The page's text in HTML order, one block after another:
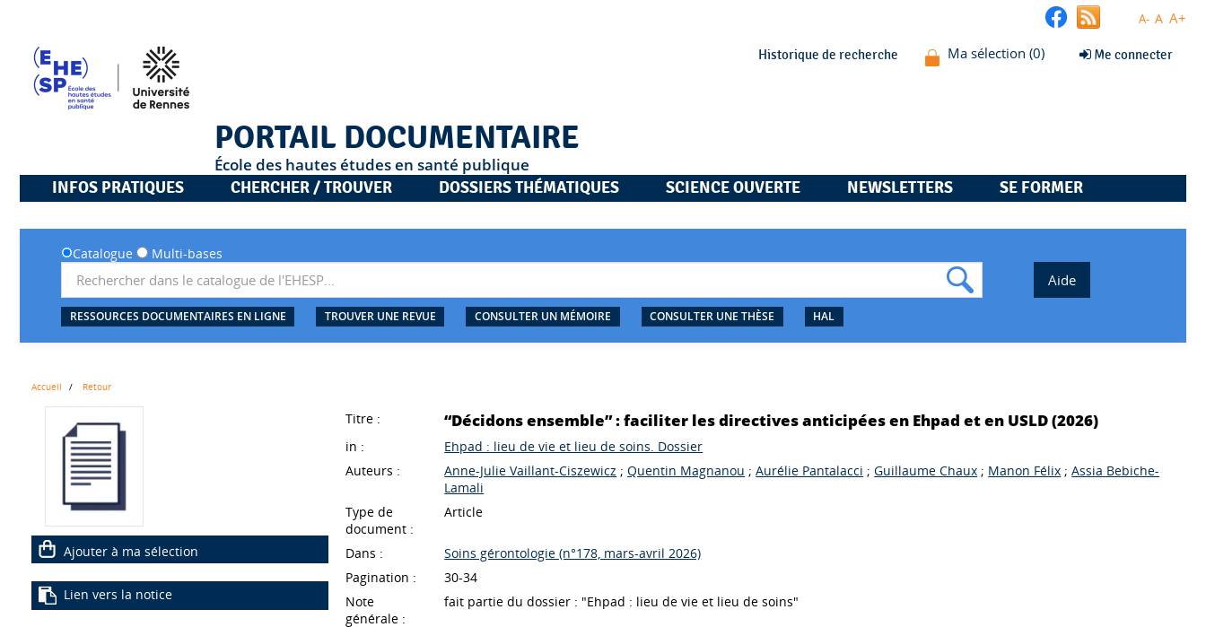
A- A A+
Historique de recherche Me connecter
PORTAIL DOCUMENTAIRE
École des hautes études en santé publique
INFOS PRATIQUES
CHERCHER / TROUVER DOSSIERS THÉMATIQUES SCIENCE OUVERTE NEWSLETTERS SE FORMER
Catalogue Multi-bases
RESSOURCES DOCUMENTAIRES EN LIGNE TROUVER UNE REVUE CONSULTER UN MÉMOIRE CONSULTER UNE THÈSE HAL
Accueil Retour
Ajouter à ma sélection
Lien vers la notice
Titre : “Décidons ensemble” : faciliter les directives anticipées en Ehpad et en USLD (2026)
in :
Ehpad : lieu de vie et lieu de soins. Dossier
Auteurs :
Anne-Julie Vaillant-Ciszewicz ;Quentin Magnanou ;Aurélie Pantalacci ;Guillaume Chaux ; Manon Félix ;Assia Bebiche-
Lamali
Type de
document :
Article
Dans :
Soins gérontologie (n°178, mars-avril 2026)
Pagination :
30-34
Note
générale :
fait partie du dossier : "Ehpad : lieu de vie et lieu de soins"